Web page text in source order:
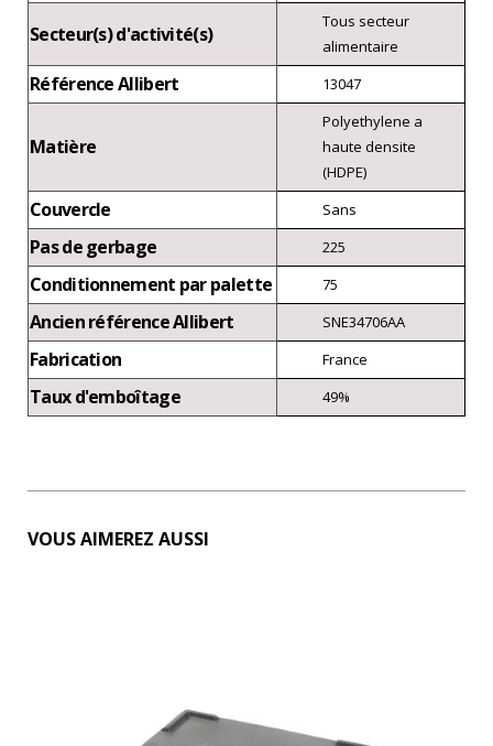
Secteur(s) d'activité(s)
Tous secteur
alimentaire
Référence Allibert 13047
Matière
Polyethylene a
haute densite
(HDPE)
Couvercle Sans
Pas de gerbage 225
Conditionnement par palette 75
Ancien référence Allibert SNE34706AA
Fabrication France
Taux d'emboîtage 49%
VOUS AIMEREZ AUSSI